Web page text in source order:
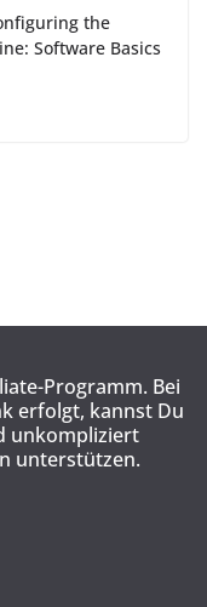
the
Software Basics
Programm. Bei
erfolgt, kannst Du
unkompliziert
unterstützen.